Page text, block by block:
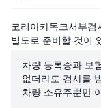
코리아카독크서부
별도로 준비할 것이
차량 등록증과 보
없더라도 검사를
차량 소유주뿐만